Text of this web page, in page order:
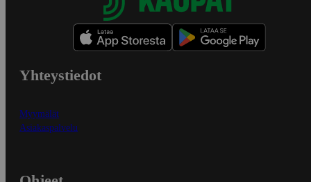
Yhteystiedot
Myymälät
Asiakaspalvelu